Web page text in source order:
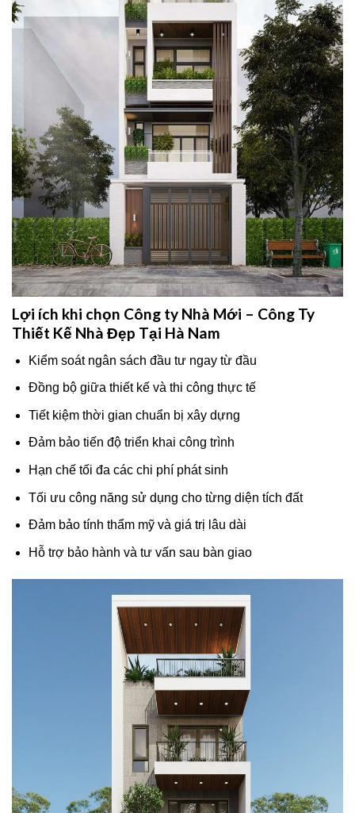
Lợi ích khi chọn Công ty Nhà Mới – Công Ty
Thiết Kế Nhà Đẹp Tại Hà Nam
Kiểm soát ngân sách đầu tư ngay từ đầu
Đồng bộ giữa thiết kế và thi công thực tế
Tiết kiệm thời gian chuẩn bị xây dựng
Đảm bảo tiến độ triển khai công trình
Hạn chế tối đa các chi phí phát sinh
Tối ưu công năng sử dụng cho từng diện tích đất
Đảm bảo tính thẩm mỹ và giá trị lâu dài
Hỗ trợ bảo hành và tư vấn sau bàn giao